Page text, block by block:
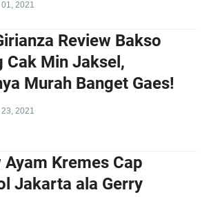
2021
Review Bakso
Cak Min Jaksel,
Murah Banget Gaes!
2021
Ayam Kremes Cap
Jakarta ala Gerry